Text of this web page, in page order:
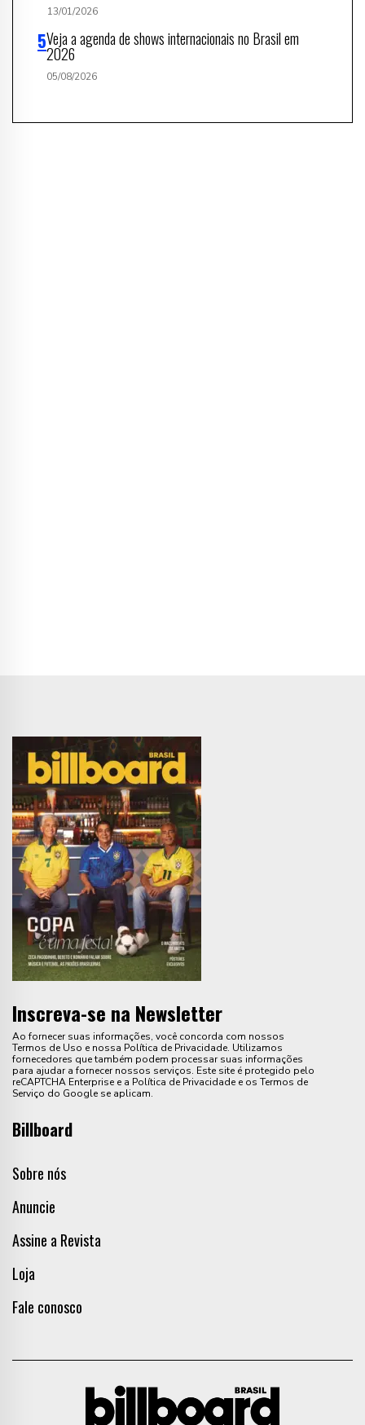
13/01/2026
Veja a agenda de shows internacionais no Brasil em
2026
05/08/2026
Inscreva-se na Newsletter
Ao fornecer suas informações, você concorda com nossos
Termos de Uso e nossa Política de Privacidade. Utilizamos
fornecedores que também podem processar suas informações
para ajudar a fornecer nossos serviços. Este site é protegido pelo
reCAPTCHA Enterprise e a Política de Privacidade e os Termos de
Serviço do Google se aplicam.
Billboard
Sobre nós
Anuncie
Assine a Revista
Loja
Fale conosco